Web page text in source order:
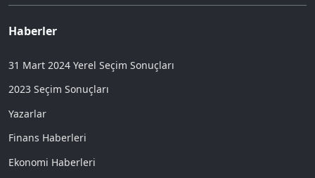
Haberler
31 Mart 2024 Yerel Seçim Sonuçları
2023 Seçim Sonuçları
Yazarlar
Finans Haberleri
Ekonomi Haberleri